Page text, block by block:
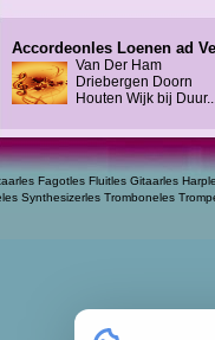
Accordeonles Loenen ad
Van Der Ham
Driebergen Doorn
Houten Wijk bij
Fagotles Fluitles Gitaarles
Synthesizerles Tromboneles